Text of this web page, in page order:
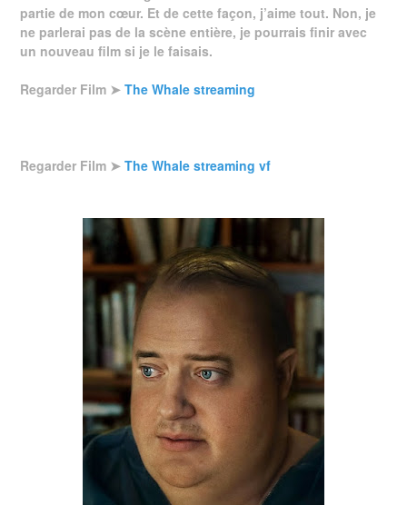
partie de mon cœur. Et de cette façon, j’aime tout. Non, je
ne parlerai pas de la scène entière, je pourrais finir avec
un nouveau film si je le faisais.
Regarder Film ➤The Whale streaming
Regarder Film ➤The Whale streaming vf